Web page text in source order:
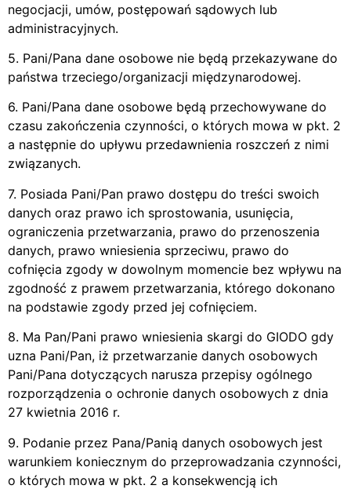
negocjacji, umów, postępowań sądowych lub
administracyjnych.
5. Pani/Pana dane osobowe nie będą przekazywane do
państwa trzeciego/organizacji międzynarodowej.
6. Pani/Pana dane osobowe będą przechowywane do
czasu zakończenia czynności, o których mowa w pkt. 2
a następnie do upływu przedawnienia roszczeń z nimi
związanych.
7. Posiada Pani/Pan prawo dostępu do treści swoich
danych oraz prawo ich sprostowania, usunięcia,
ograniczenia przetwarzania, prawo do przenoszenia
danych, prawo wniesienia sprzeciwu, prawo do
cofnięcia zgody w dowolnym momencie bez wpływu na
zgodność z prawem przetwarzania, którego dokonano
na podstawie zgody przed jej cofnięciem.
8. Ma Pan/Pani prawo wniesienia skargi do GIODO gdy
uzna Pani/Pan, iż przetwarzanie danych osobowych
Pani/Pana dotyczących narusza przepisy ogólnego
rozporządzenia o ochronie danych osobowych z dnia
27 kwietnia 2016 r.
9. Podanie przez Pana/Panią danych osobowych jest
warunkiem koniecznym do przeprowadzania czynności,
o których mowa w pkt. 2 a konsekwencją ich